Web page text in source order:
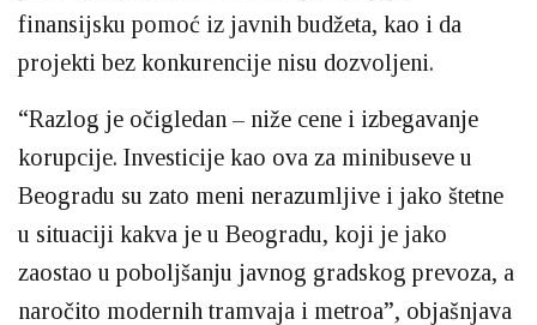
finansijsku pomoć iz javnih budžeta, kao i da
projekti bez konkurencije nisu dozvoljeni.
“Razlog je očigledan – niže cene i izbegavanje
korupcije. Investicije kao ova za minibuseve u
Beogradu su zato meni nerazumljive i jako štetne
u situaciji kakva je u Beogradu, koji je jako
zaostao u poboljšanju javnog gradskog prevoza, a
naročito modernih tramvaja i metroa”, objašnjava